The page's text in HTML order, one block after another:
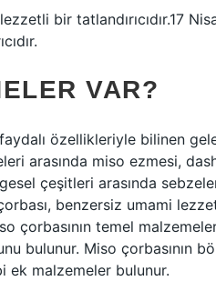
bir tatlandırıcıdır.17
VAR?
özellikleriyle bilinen
arasında miso ezmesi,
çeşitleri arasında
benzersiz umami
çorbasının temel
bulunur. Miso çorbasının
ek malzemeler bulunur.